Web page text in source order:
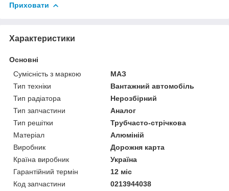
Приховати
Характеристики
Основні
Сумісність з маркою
МАЗ
Тип техніки
Вантажний автомобіль
Тип радіатора
Нерозбірний
Тип запчастини
Аналог
Тип решітки
Трубчасто-стрічкова
Матеріал
Алюміній
Виробник
Дорожня карта
Країна виробник
Україна
Гарантійний термін
12 міс
Код запчастини
0213944038